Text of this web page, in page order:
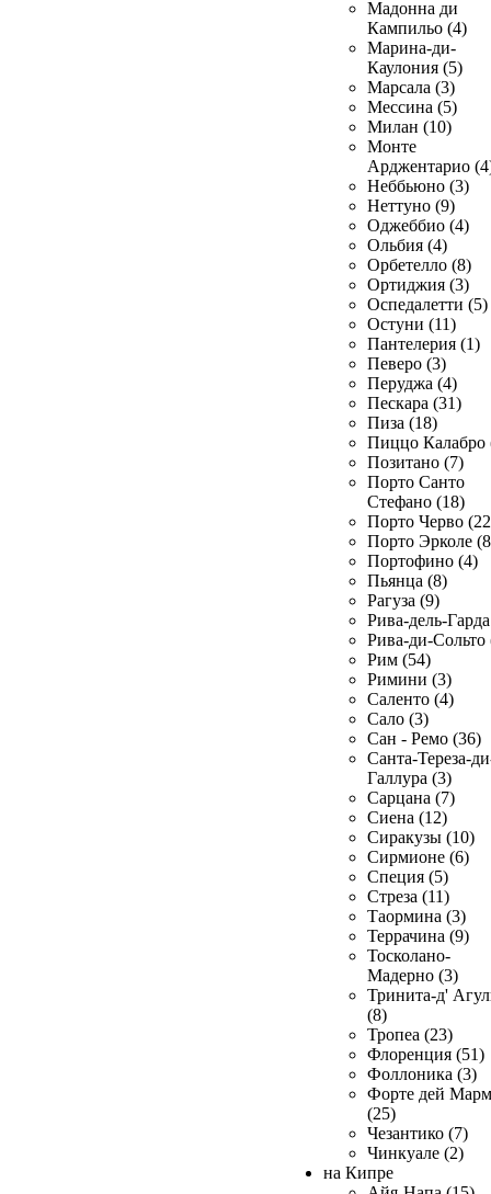
Мадонна ди
Кампильо (4)
Марина-ди-
Каулония (5)
Марсала (3)
Мессина (5)
Милан (10)
Монте
Арджентарио
Неббьюно (3)
Неттуно (9)
Оджеббио (4)
Ольбия (4)
Орбетелло (8)
Ортиджия (3)
Оспедалетти (5)
Остуни (11)
Пантелерия (1)
Певеро (3)
Перуджа (4)
Пескара (31)
Пиза (18)
Пиццо Калабро
Позитано (7)
Порто Санто
Стефано (18)
Порто Черво
Порто Эрколе
Портофино (4)
Пьянца (8)
Рагуза (9)
Рива-дель-
Рива-ди-Сольто
Рим (54)
Римини (3)
Саленто (4)
Сало (3)
Сан - Ремо (36)
Санта-Тереза-
Галлура (3)
Сарцана (7)
Сиена (12)
Сиракузы (10)
Сирмионе (6)
Специя (5)
Стреза (11)
Таормина (3)
Террачина (9)
Тосколано-
Мадерно (3)
Тринита-д'
(8)
Тропеа (23)
Флоренция (51)
Фоллоника (3)
Форте дей
(25)
Чезантико (7)
Чинкуале (2)
на Кипре